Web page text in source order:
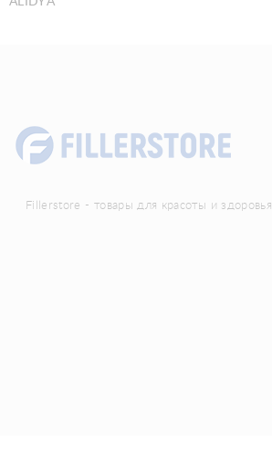
Fillerstore - товары для красоты и здоровья